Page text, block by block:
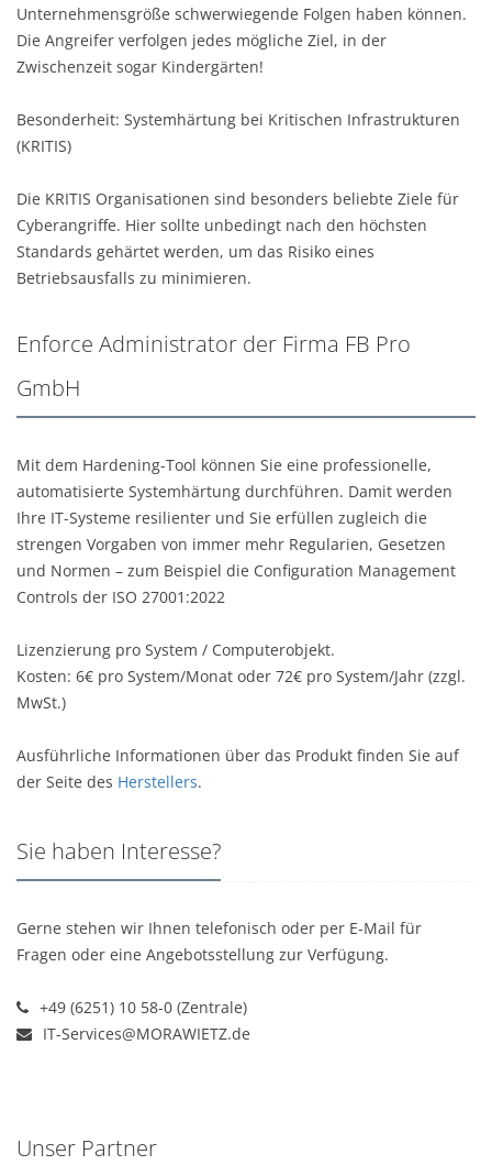
Unternehmensgröße schwerwiegende Folgen haben können.
Die Angreifer verfolgen jedes mögliche Ziel, in der
Zwischenzeit sogar Kindergärten!
Besonderheit: Systemhärtung bei Kritischen Infrastrukturen
(KRITIS)
Die KRITIS Organisationen sind besonders beliebte Ziele für
Cyberangriffe. Hier sollte unbedingt nach den höchsten
Standards gehärtet werden, um das Risiko eines
Betriebsausfalls zu minimieren.
Enforce Administrator der Firma FB Pro
GmbH
Mit dem Hardening-Tool können Sie eine professionelle,
automatisierte Systemhärtung durchführen. Damit werden
Ihre IT-Systeme resilienter und Sie erfüllen zugleich die
strengen Vorgaben von immer mehr Regularien, Gesetzen
und Normen – zum Beispiel die Configuration Management
Controls der ISO 27001:2022
Lizenzierung pro System / Computerobjekt.
Kosten: 6€ pro System/Monat oder 72€ pro System/Jahr (zzgl.
MwSt.)
Ausführliche Informationen über das Produkt finden Sie auf
der Seite des Herstellers.
Sie haben Interesse?
Gerne stehen wir Ihnen telefonisch oder per E-Mail für
Fragen oder eine Angebotsstellung zur Verfügung.
+49 (6251) 10 58-0 (Zentrale)
IT-Services@MORAWIETZ.de
Unser Partner